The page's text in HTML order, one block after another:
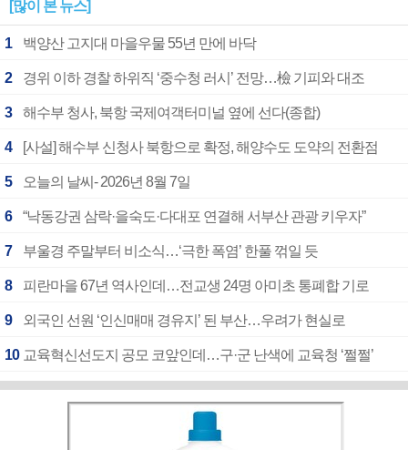
[많이 본 뉴스]
1 백양산 고지대 마을우물 55년 만에 바닥
2 경위 이하 경찰 하위직 ‘중수청 러시’ 전망…檢 기피와 대조
3 해수부 청사, 북항 국제여객터미널 옆에 선다(종합)
4 [사설] 해수부 신청사 북항으로 확정, 해양수도 도약의 전환점
5 오늘의 날씨- 2026년 8월 7일
6 “낙동강권 삼락·을숙도·다대포 연결해 서부산 관광 키우자”
7 부울경 주말부터 비소식…‘극한 폭염’ 한풀 꺾일 듯
8 피란마을 67년 역사인데…전교생 24명 아미초 통폐합 기로
9 외국인 선원 ‘인신매매 경유지’ 된 부산…우려가 현실로
10 교육혁신선도지 공모 코앞인데…구·군 난색에 교육청 ‘쩔쩔’